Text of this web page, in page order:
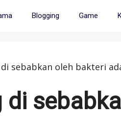
Blogging Game
sebabkan oleh bakteri
di